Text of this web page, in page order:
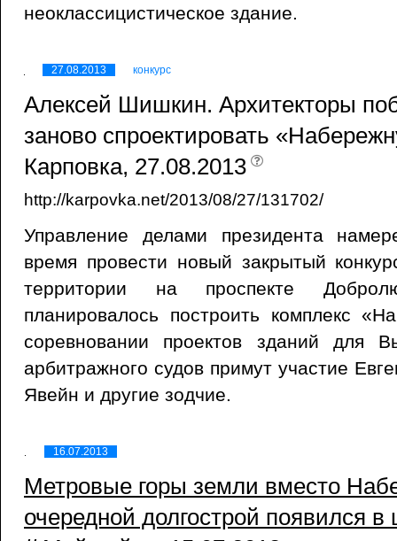
неоклассицистическое здание.
27.08.2013 конкурс
Алексей Шишкин. Архитекторы
заново спроектировать
Карповка, 27.08.2013
http://karpovka.net/2013/08/27/131702/
Управление делами президента
время провести новый закрытый
территории на проспекте
планировалось построить комплекс
соревновании проектов зданий для
арбитражного судов примут участие
Явейн и другие зодчие.
16.07.2013
Метровые горы земли вместо
очередной долгострой появился в